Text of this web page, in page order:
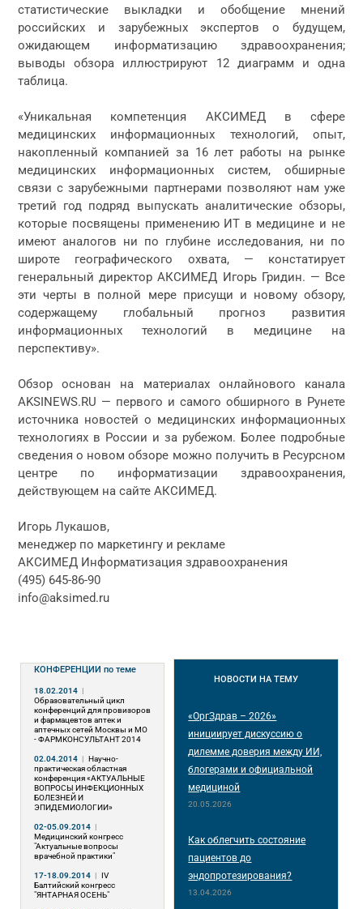
статистические выкладки и обобщение мнений
российских и зарубежных экспертов о будущем,
ожидающем информатизацию здравоохранения;
выводы обзора иллюстрируют 12 диаграмм и одна
таблица.
«Уникальная компетенция АКСИМЕД в сфере
медицинских информационных технологий, опыт,
накопленный компанией за 16 лет работы на рынке
медицинских информационных систем, обширные
связи с зарубежными партнерами позволяют нам уже
третий год подряд выпускать аналитические обзоры,
которые посвящены применению ИТ в медицине и не
имеют аналогов ни по глубине исследования, ни по
широте географического охвата, — констатирует
генеральный директор АКСИМЕД Игорь Гридин. — Все
эти черты в полной мере присущи и новому обзору,
содержащему глобальный прогноз развития
информационных технологий в медицине на
перспективу».
Обзор основан на материалах онлайнового канала
AKSINEWS.RU — первого и самого обширного в Рунете
источника новостей о медицинских информационных
технологиях в России и за рубежом. Более подробные
сведения о новом обзоре можно получить в Ресурсном
центре по информатизации здравоохранения,
действующем на сайте АКСИМЕД.
Игорь Лукашов,
менеджер по маркетингу и рекламе
АКСИМЕД Информатизация здравоохранения
(495) 645-86-90
info@aksimed.ru
КОНФЕРЕНЦИИпо теме
18.02.2014 |
Образовательный цикл
конференций для провизоров
и фармацевтов аптек и
аптечных сетей Москвы и МО
- ФАРМКОНСУЛЬТАНТ 2014
02.04.2014 | Научно-
практическая областная
конференция «АКТУАЛЬНЫЕ
ВОПРОСЫ ИНФЕКЦИОННЫХ
БОЛЕЗНЕЙ И
ЭПИДЕМИОЛОГИИ»
02-05.09.2014 |
Медицинский конгресс
"Актуальные вопросы
врачебной практики"
17-18.09.2014 | IV
Балтийский конгресс
"ЯНТАРНАЯ ОСЕНЬ"
НОВОСТИНА ТЕМУ
«ОргЗдрав – 2026»
инициирует дискуссию о
дилемме доверия между ИИ,
блогерами и официальной
медициной
20.05.2026
Как облегчить состояние
пациентов до
эндопротезирования?
13.04.2026